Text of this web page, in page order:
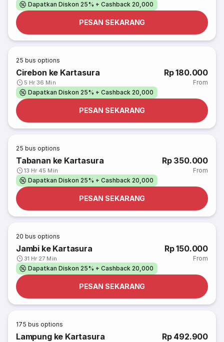
Dapatkan Diskon 25% + Cashback 20,000
PESAN SEKARANG
25 bus options
Cirebon ke Kartasura
5 Hr 36 Min
Rp 180.000
From
Dapatkan Diskon 25% + Cashback 20,000
PESAN SEKARANG
25 bus options
Tabanan ke Kartasura
13 Hr 45 Min
Rp 350.000
From
Dapatkan Diskon 25% + Cashback 20,000
PESAN SEKARANG
20 bus options
Jambi ke Kartasura
31 Hr 27 Min
Rp 150.000
From
Dapatkan Diskon 25% + Cashback 20,000
PESAN SEKARANG
175 bus options
Lampung ke Kartasura Rp 492.900